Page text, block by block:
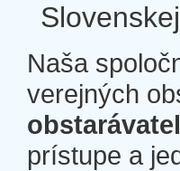
Naša
verejných
prístupe a